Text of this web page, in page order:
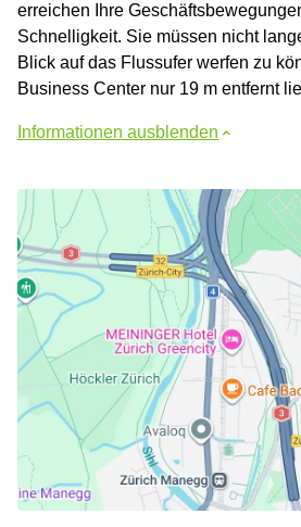
erreichen Ihre
Schnelligkeit. Sie müssen nicht
Blick auf das Flussufer werfen zu
Business Center nur 19 m entfernt
Informationen ausblenden